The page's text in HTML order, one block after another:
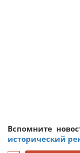
Вспомните
исторический